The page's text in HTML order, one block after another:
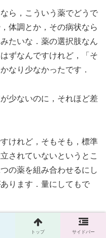
ら，こういう薬でどうで
体調とか，その病状なら
たいな．薬の選択肢なん
ずなんですけれど，「そ
なり少なかったです．
少ないのに，それほど差
けれど，そもそも，標準
されていないというとこ
の薬を組み合わせるにし
ります．量にしてもで
標準治療とか推奨レジ
トップ サイドバー